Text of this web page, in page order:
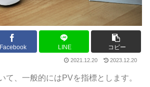
Facebook LINE コピー
2021.12.20 2023.12.20
て、一般的にはPVを指標とします。